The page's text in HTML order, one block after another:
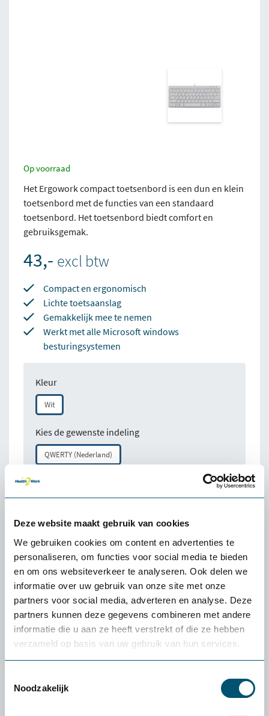
Deze website maakt gebruik van cookies
We gebruiken cookies om content en advertenties te
personaliseren, om functies voor social media te bieden
en om ons websiteverkeer te analyseren. Ook delen we
informatie over uw gebruik van onze site met onze
partners voor social media, adverteren en analyse. Deze
partners kunnen deze gegevens combineren met andere
informatie die u aan ze heeft verstrekt of die ze hebben
verzameld op basis van uw gebruik van hun services.
Noodzakelijk
Op voorraad
Het Ergowork compact toetsenbord is een dun en klein
toetsenbord met de functies van een standaard
toetsenbord. Het toetsenbord biedt comfort en
gebruiksgemak.
43,- excl btw
Compact en ergonomisch
Lichte toetsaanslag
Gemakkelijk mee te nemen
Werkt met alle Microsoft windows
besturingsystemen
Kleur
Wit
Kies de gewenste indeling
QWERTY (Nederland)
Direct bestellen
100% tevredenheidgarantie
Snelle levering uit voorraad
4.5